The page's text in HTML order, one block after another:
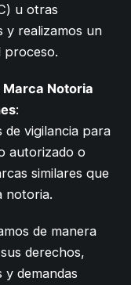
u otras
y realizamos un
proceso.
Notoria
:
de vigilancia para
autorizado o
similares que
notoria.
de manera
derechos,
demandas